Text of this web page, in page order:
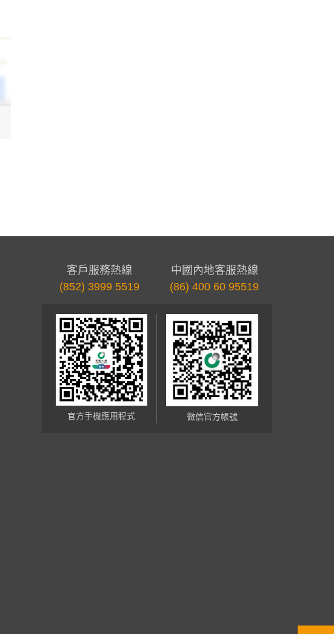
客戶服務熱線
(852) 3999 5519
中國內地客服熱線
(86) 400 60 95519
官方手機應用程式 微信官方帳號